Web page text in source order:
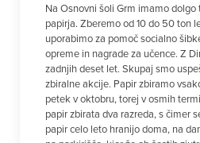
Na Osnovni šoli Grm imamo
papirja. Zberemo od 10 do 50 ton
uporabimo za pomoč socialno
opreme in nagrade za učence. Z
zadnjih deset let. Skupaj smo
zbiralne akcije. Papir zbiramo
petek v oktobru, torej v osmih
papir zbirata dva razreda, s čimer
papir celo leto hranijo doma, na